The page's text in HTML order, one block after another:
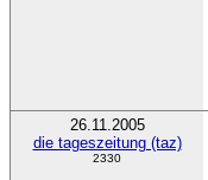
26.11.2005
die tageszeitung (taz)
2330